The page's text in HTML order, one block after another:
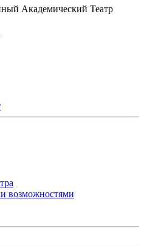
Академический Театр
возможностями